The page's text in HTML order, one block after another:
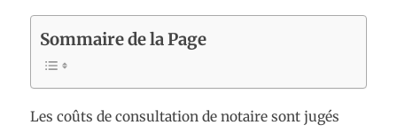
Sommaire de la Page
Les coûts de consultation de notaire sont jugés